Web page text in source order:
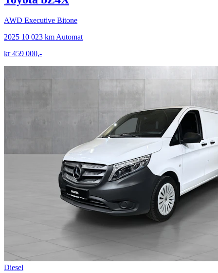
AWD Executive Bitone
2025 10 023 km Automat
kr 459 000,-
Diesel